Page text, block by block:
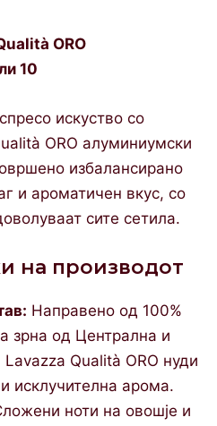
ORO
10
искуство со
ORO алуминиумски
избалансирано
и ароматичен вкус, со
сите сетила.
на производот
Направено од 100%
зрна од Централна и
Qualità ORO нуди
исклучителна арома.
ноти на овошје и